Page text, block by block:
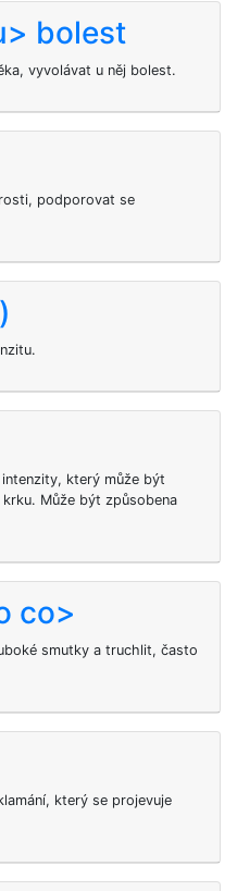
bolest
vyvolávat u něj bolest.
podporovat se
který může být
Může být způsobena
co>
smutky a truchlit, často
který se projevuje